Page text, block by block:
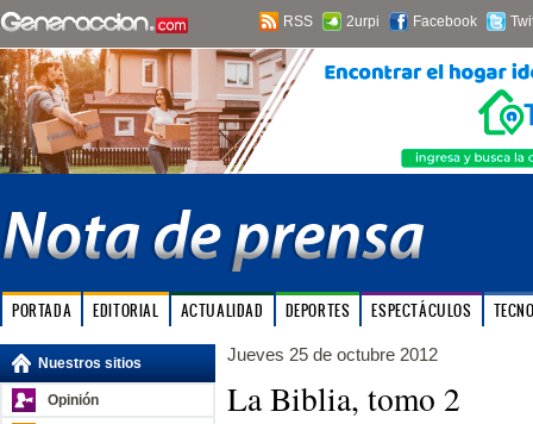
RSS 2urpi Facebook
PORTADA EDITORIAL ACTUALIDAD DEPORTES ESPECTÁCULOS
Nuestros sitios
Opinión
Jueves 25 de octubre 2012
La Biblia, tomo 2